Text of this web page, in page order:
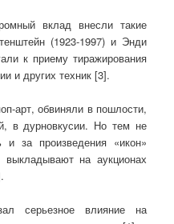
вклад внесли такие
(1923-1997) и Энди
к приему тиражирования
и других техник [3].
арт, обвиняли в пошлости,
в дурновкусии. Но тем не
и за произведения «икон»
выкладывают на аукционах
серьезное влияние на